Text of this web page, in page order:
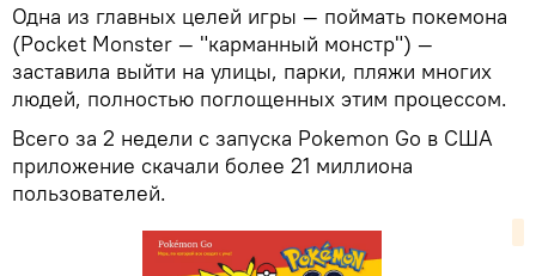
Одна из главных целей игры — поймать покемона
(Pocket Monster — "карманный монстр") —
заставила выйти на улицы, парки, пляжи многих
людей, полностью поглощенных этим процессом.
Всего за 2 недели с запуска Pokemon Go в США
приложение скачали более 21 миллиона
пользователей.